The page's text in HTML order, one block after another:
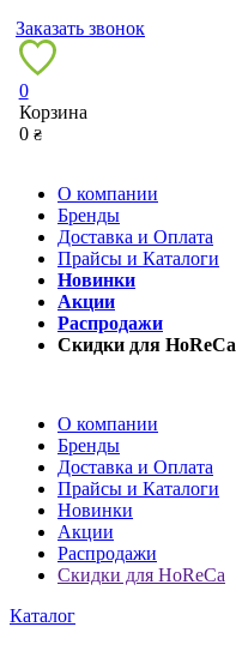
Заказать звонок
0
Корзина
0 ₴
О компании
Бренды
Доставка и Оплата
Прайсы и Каталоги
Новинки
Акции
Распродажи
Скидки для HoReCa
О компании
Бренды
Доставка и Оплата
Прайсы и Каталоги
Новинки
Акции
Распродажи
Скидки для HoReCa
Каталог